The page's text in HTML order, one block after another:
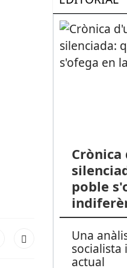
poble
Una
socialista
actual